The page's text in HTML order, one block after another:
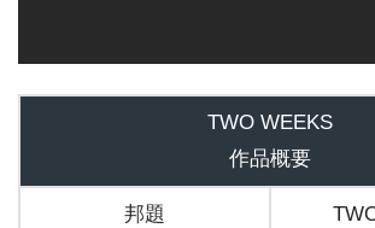
TWO WEEKS
作品概要
邦題